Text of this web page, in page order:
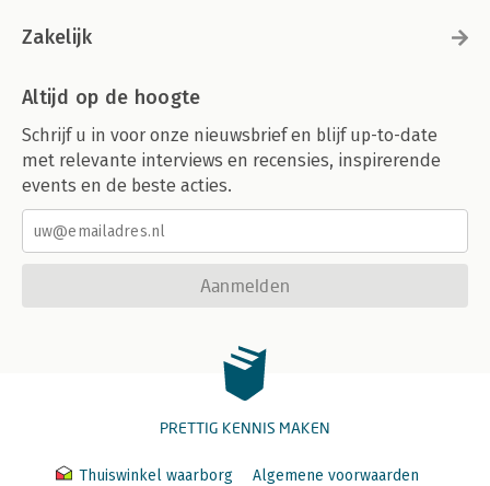
Zakelijk
Altijd op de hoogte
Schrijf u in voor onze nieuwsbrief en blijf up-to-date
met relevante interviews en recensies, inspirerende
events en de beste acties.
Aanmelden
PRETTIG KENNIS MAKEN
Thuiswinkel waarborg Algemene voorwaarden